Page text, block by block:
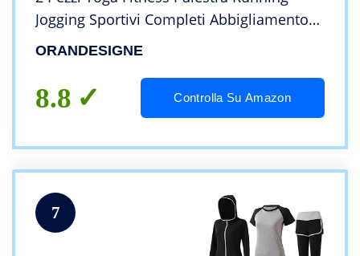
Jogging Sportivi Completi Abbigliamento
Cime Sportivi Pantaloni Sportivi Tempo
ORANDESIGNE
8.8 Controlla Su Amazon
7